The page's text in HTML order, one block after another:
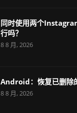
同时使用两个
行吗？
8 8 月, 2026
Android：恢复已删除
8 8 月, 2026